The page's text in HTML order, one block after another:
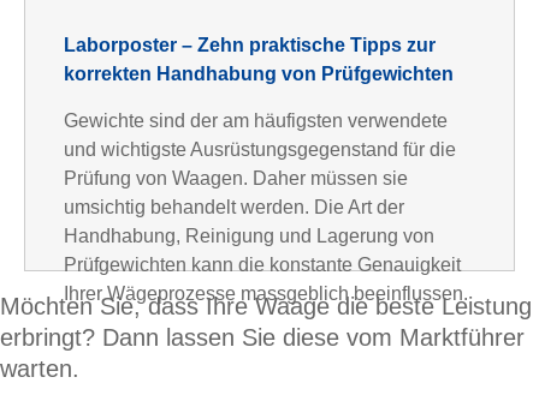
Laborposter – Zehn praktische Tipps zur
korrekten Handhabung von Prüfgewichten
Gewichte sind der am häufigsten verwendete
und wichtigste Ausrüstungsgegenstand für die
Prüfung von Waagen. Daher müssen sie
umsichtig behandelt werden. Die Art der
Handhabung, Reinigung und Lagerung von
Prüfgewichten kann die konstante Genauigkeit
Ihrer Wägeprozesse massgeblich beeinflussen.
Möchten Sie, dass Ihre Waage die beste Leistung
erbringt? Dann lassen Sie diese vom Marktführer
warten.